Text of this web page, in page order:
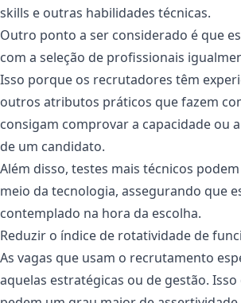
skills e outras habilidades técnicas.
Outro ponto a ser considerado é que
com a seleção de profissionais
Isso porque os recrutadores têm
outros atributos práticos que fazem
consigam comprovar a capacidade ou
de um candidato.
Além disso, testes mais técnicos
meio da tecnologia, assegurando que
contemplado na hora da escolha.
Reduzir o índice de rotatividade de
As vagas que usam o recrutamento
aquelas estratégicas ou de gestão.